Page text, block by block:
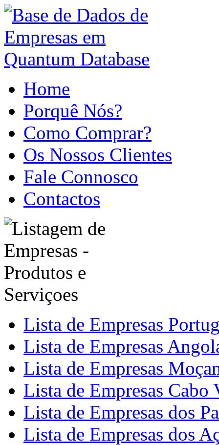
Home
Porquê Nós?
Como Comprar?
Os Nossos Clientes
Fale Connosco
Contactos
Lista de Empresas
Lista de Empresas
Lista de Empresas
Lista de Empresas Cabo
Lista de Empresas dos
Lista de Empresas dos